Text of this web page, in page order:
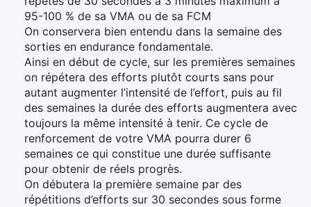
95-100 % de sa VMA ou de sa FCM
On conservera bien entendu dans la semaine des
sorties en endurance fondamentale.
Ainsi en début de cycle, sur les premières semaines
on répétera des efforts plutôt courts sans pour
autant augmenter l’intensité de l’effort, puis au fil
des semaines la durée des efforts augmentera avec
toujours la même intensité à tenir. Ce cycle de
renforcement de votre VMA pourra durer 6
semaines ce qui constitue une durée suffisante
pour obtenir de réels progrès.
On débutera la première semaine par des
répétitions d’efforts sur 30 secondes sous forme